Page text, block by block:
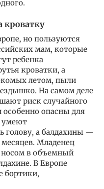
кроватку
но пользуются
мам, которые
ребенка
кроватки, а
летом, пыли
На самом деле
риск случайного
опасны для
умеют
голову, а балдахины —
Младенец
носом в объемный
В Европе
бортики,